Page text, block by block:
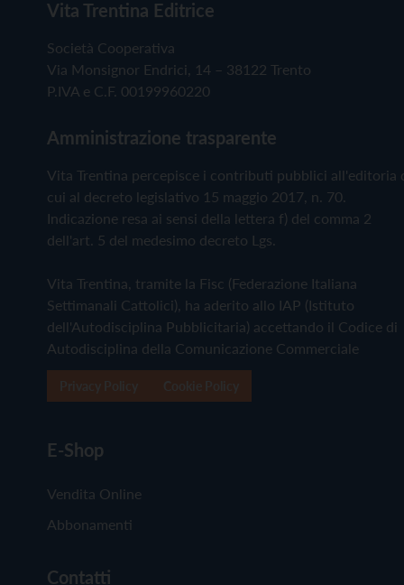
Vita Trentina Editrice
Società Cooperativa
Via Monsignor Endrici, 14 – 38122 Trento
P.IVA e C.F. 00199960220
Amministrazione trasparente
Vita Trentina percepisce i contributi pubblici all'editoria
cui al decreto legislativo 15 maggio 2017, n. 70.
Indicazione resa ai sensi della lettera f) del comma 2
dell'art. 5 del medesimo decreto Lgs.
Vita Trentina, tramite la Fisc (Federazione Italiana
Settimanali Cattolici), ha aderito allo IAP (Istituto
dell'Autodisciplina Pubblicitaria) accettando il Codice di
Autodisciplina della Comunicazione Commerciale
E-Shop
Vendita Online
Abbonamenti
Contatti